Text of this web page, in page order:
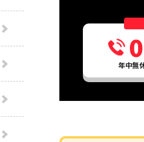
年中無